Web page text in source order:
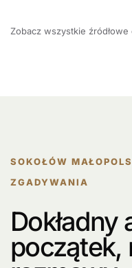
Zobacz wszystkie
SOKOŁÓW
ZGADYWANIA
Dokładny
początek,